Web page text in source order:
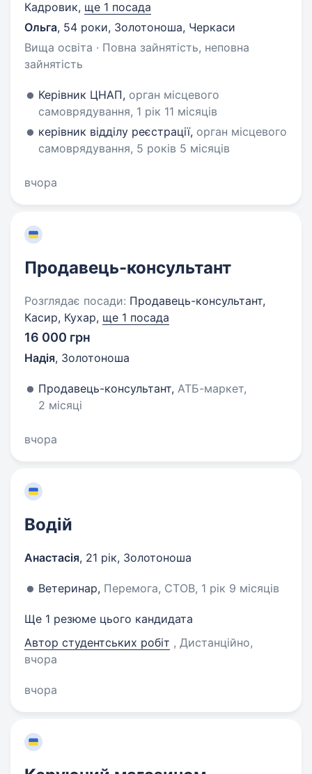
Кадровик, ще 1 посада
Ольга, 54 роки, Золотоноша, Черкаси
Вища освіта · Повна зайнятість, неповна
зайнятість
Керівник ЦНАП, орган місцевого
самоврядування, 1 рік 11 місяців
керівник відділу реєстрації, орган місцевого
самоврядування, 5 років 5 місяців
вчора
Продавець-консультант
Розглядає посади: Продавець-консультант,
Касир, Кухар, ще 1 посада
16 000 грн
Надія, Золотоноша
Продавець-консультант, АТБ-маркет,
2 місяці
вчора
Водій
Анастасія, 21 рік, Золотоноша
Ветеринар, Перемога, СТОВ, 1 рік 9 місяців
Ще 1 резюме цього кандидата
Автор студентських робіт , Дистанційно,
вчора
вчора